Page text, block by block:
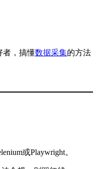
者，搞懂数据采集的方法
或Playwright。